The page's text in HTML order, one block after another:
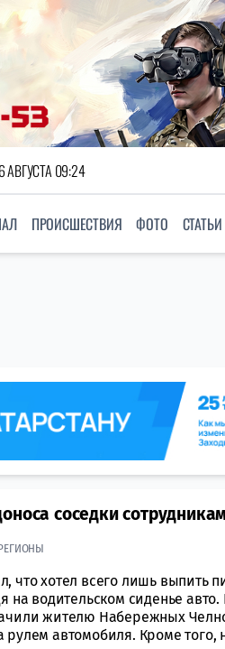
АВГУСТА 09:24
ПРОИСШЕСТВИЯ ФОТО СТАТЬИ
соседки
что хотел всего лишь выпить
на водительском сиденье
жителю Набережных
автомобиля. Кроме того,